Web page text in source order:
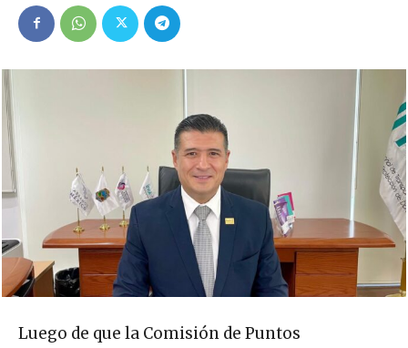
Luego de que la Comisión de Puntos